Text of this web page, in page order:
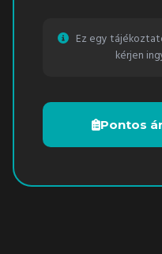
Ez egy
kérjen
Pontos